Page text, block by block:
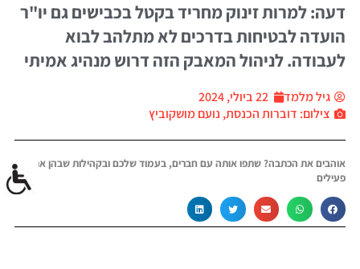
דעה: למרות זינוק מחריד בקטל בכבישים גם יו"ר
הועדה לבטיחות בדרכים לא מתלהב לבוא
לעבודה. לניהול המאבק הזה דרוש מנהיג אמיתי
גיל מלמד
22 ביולי, 2024
צילום: דוברות הכנסת, נועם מושקוביץ
אוהבים את הכתבה? שתפו אותה עם חברים, בעמוד שלכם ובקהילות שבהן אתם
פעילים